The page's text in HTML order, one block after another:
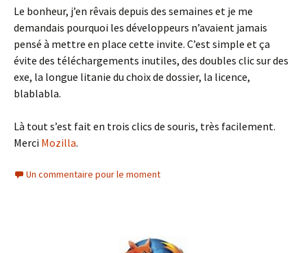
Le bonheur, j’en rêvais depuis des semaines et je me
demandais pourquoi les développeurs n’avaient jamais
pensé à mettre en place cette invite. C’est simple et ça
évite des téléchargements inutiles, des doubles clic sur des
exe, la longue litanie du choix de dossier, la licence,
blablabla.
Là tout s’est fait en trois clics de souris, très facilement.
Merci Mozilla.
Un commentaire pour le moment